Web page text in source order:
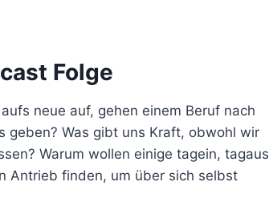
Folge
neue auf, gehen einem Beruf nach
geben? Was gibt uns Kraft, obwohl wir
Warum wollen einige tagein, tagaus
Antrieb finden, um über sich selbst